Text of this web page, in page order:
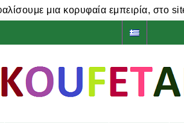
μια κορυφαία εμπειρία, στο